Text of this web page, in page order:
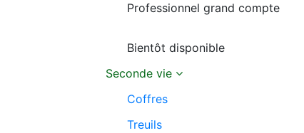
Professionnel grand compte
Bientôt disponible
Seconde vie
Coffres
Treuils